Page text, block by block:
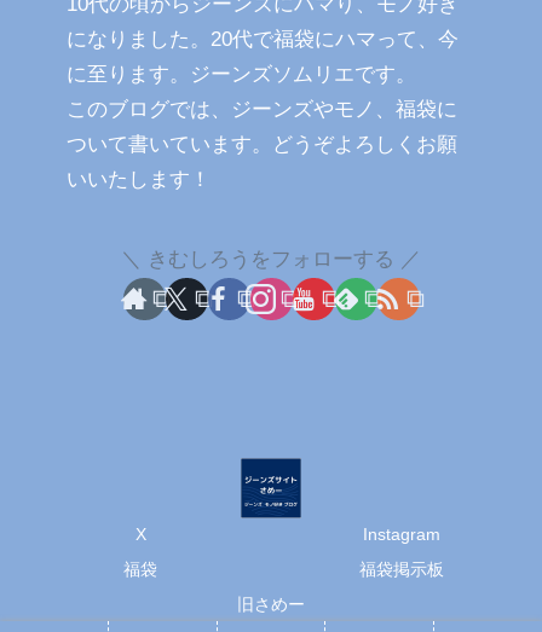
になりました。20代で福袋にハマって、今
に至ります。ジーンズソムリエです。
このブログでは、ジーンズやモノ、福袋に
ついて書いています。どうぞよろしくお願
いいたします！
きむしろうをフォローする
X
Instagram
福袋
福袋掲示板
旧さめー